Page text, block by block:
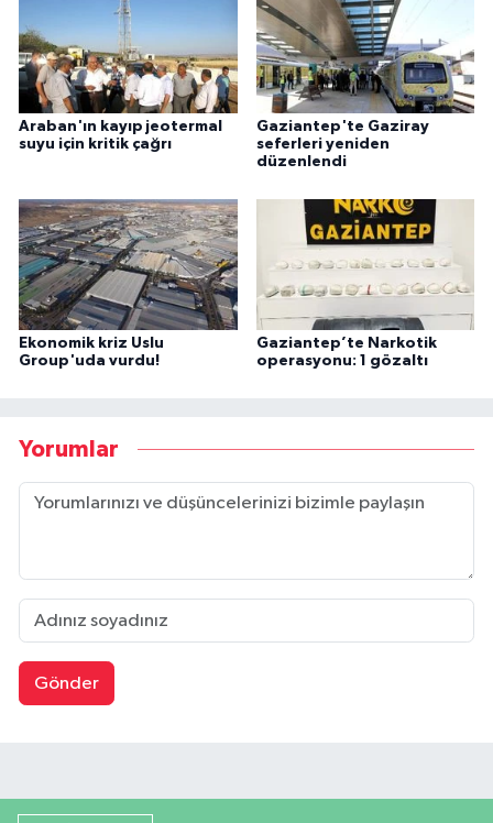
Araban'ın kayıp jeotermal
suyu için kritik çağrı
Gaziantep'te Gaziray
seferleri yeniden
düzenlendi
Ekonomik kriz Uslu
Group'uda vurdu!
Gaziantep’te Narkotik
operasyonu: 1 gözaltı
Yorumlar
Gönder